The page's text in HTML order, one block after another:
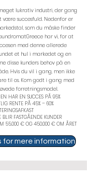
lukrativ industri, der gang
være succesfuld. Nedenfor er
som du måske finder
har vi, for at
med denne allerede
et hul i markedet og en
disse kunders behov på en
Hvis du vil i gang, men ikke
til os. Kom godt i gang med
forretningsmodel.
HAR EN SUCCES PÅ 95%
RENTE PÅ 45% – 60%
BLIR FASTGÅENDE KUNDER
55.000 € OG 450.000 € OM ÅRET
for mere information